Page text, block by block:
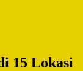
15 Lokasi